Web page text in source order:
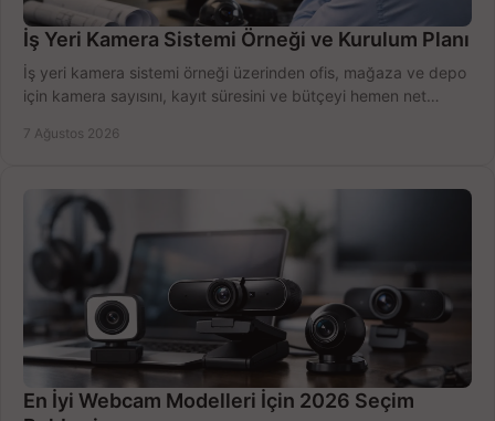
İş Yeri Kamera Sistemi Örneği ve Kurulum Planı
İş yeri kamera sistemi örneği üzerinden ofis, mağaza ve depo
için kamera sayısını, kayıt süresini ve bütçeyi hemen net
7 Ağustos 2026
En İyi Webcam Modelleri İçin 2026 Seçim